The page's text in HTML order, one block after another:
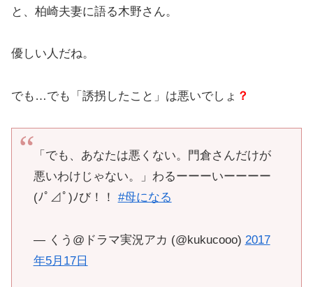
と、柏崎夫妻に語る木野さん。
優しい人だね。
でも…でも「誘拐したこと」は悪いでしょ ？
「でも、あなたは悪くない。門倉さんだけが
悪いわけじゃない。」わるーーーいーーーー
(ﾉﾟ⊿ﾟ)ﾉび！！ #母になる
— くう@ドラマ実況アカ (@kukucooo) 2017
年5月17日